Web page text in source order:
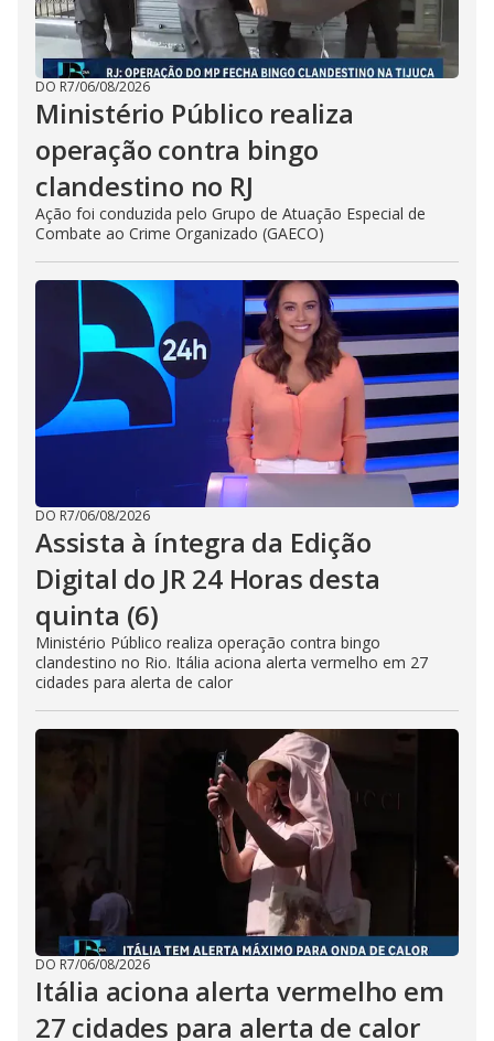
DO R7/06/08/2026
Ministério Público realiza
operação contra bingo
clandestino no RJ
Ação foi conduzida pelo Grupo de Atuação Especial de
Combate ao Crime Organizado (GAECO)
DO R7/06/08/2026
Assista à íntegra da Edição
Digital do JR 24 Horas desta
quinta (6)
Ministério Público realiza operação contra bingo
clandestino no Rio. Itália aciona alerta vermelho em 27
cidades para alerta de calor
DO R7/06/08/2026
Itália aciona alerta vermelho em
27 cidades para alerta de calor